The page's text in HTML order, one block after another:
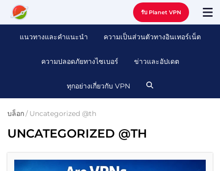
รับ Planet VPN
แนวทางและคําแนะนํา ความเป็นส่วนตัวทางอินเทอร์เน็ต
ความปลอดภัยทางไซเบอร์ ข่าวและอัปเดต
ทุกอย่างเกี่ยวกับ VPN
บล็อก/ Uncategorized @th
UNCATEGORIZED @TH